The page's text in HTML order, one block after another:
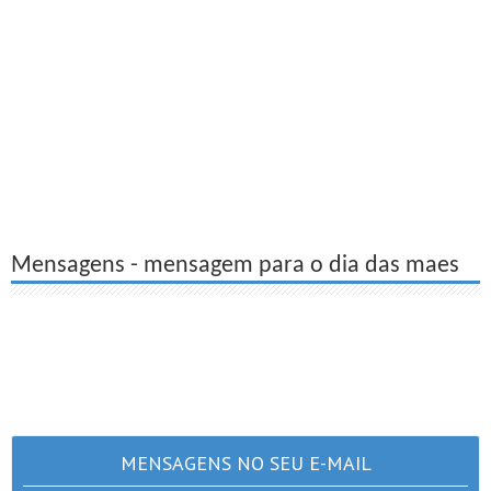
Mensagens - mensagem para o dia das maes
MENSAGENS NO SEU E-MAIL